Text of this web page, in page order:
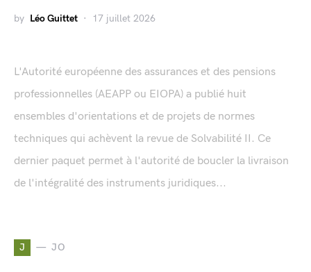
by Léo Guittet 17 juillet 2026
L'Autorité européenne des assurances et des pensions
professionnelles (AEAPP ou EIOPA) a publié huit
ensembles d'orientations et de projets de normes
techniques qui achèvent la revue de Solvabilité II. Ce
dernier paquet permet à l'autorité de boucler la livraison
de l'intégralité des instruments juridiques...
J JO